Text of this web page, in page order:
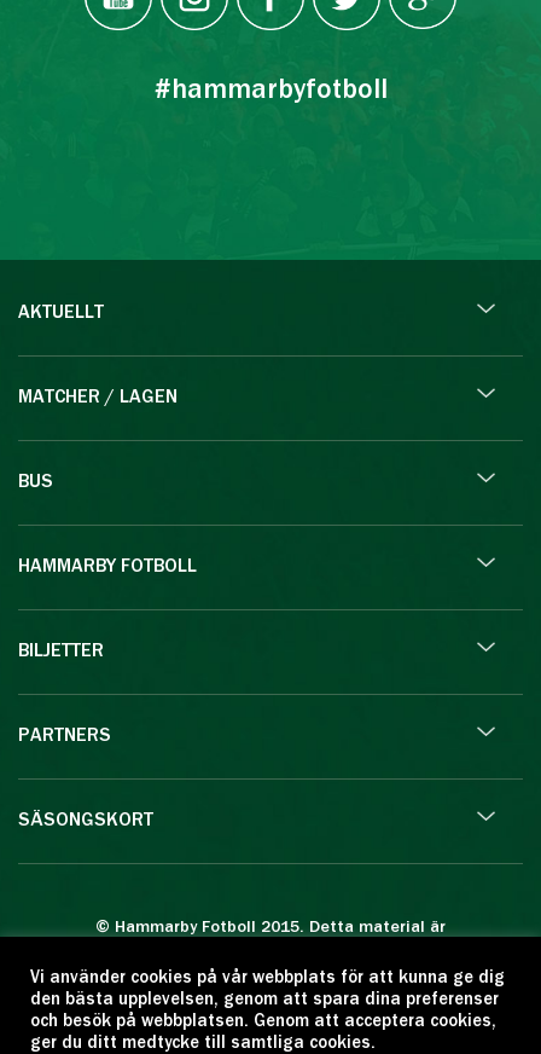
#hammarbyfotboll
AKTUELLT
MATCHER / LAGEN
BUS
HAMMARBY FOTBOLL
BILJETTER
PARTNERS
SÄSONGSKORT
© Hammarby Fotboll 2015. Detta material är
Eftertryck eller annan kopiering är förbjuden.
Citera oss gärna men ange källan:
www.hammarbyfotboll.se. Ansvarig utgivare:
Vi använder cookies på vår webbplats för att kunna ge dig
den bästa upplevelsen, genom att spara dina preferenser
och besök på webbplatsen. Genom att acceptera cookies,
ger du ditt medtycke till samtliga cookies.